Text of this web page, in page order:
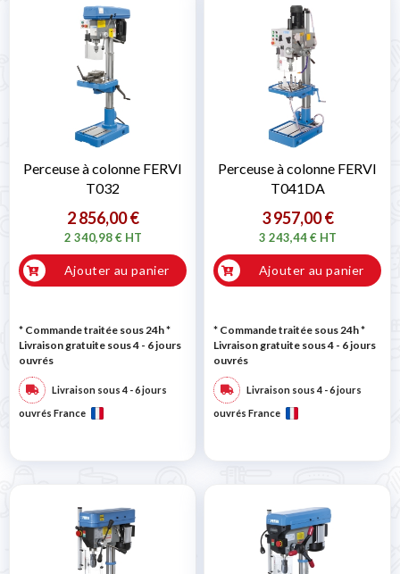
Perceuse à colonne FERVI
T032
2 856,00 €
2 340,98 € HT
Ajouter au panier
* Commande traitée sous 24h*
Livraison gratuite sous 4 - 6 jours
ouvrés
Livraison sous 4 - 6 jours
ouvrés France
Perceuse à colonne FERVI
T041DA
3 957,00 €
3 243,44 € HT
Ajouter au panier
* Commande traitée sous 24h*
Livraison gratuite sous 4 - 6 jours
ouvrés
Livraison sous 4 - 6 jours
ouvrés France